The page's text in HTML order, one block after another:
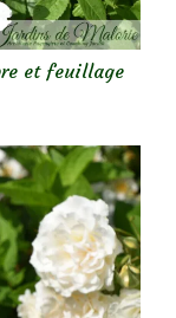
et feuillage